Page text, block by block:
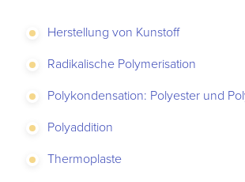
Herstellung von Kunstoff
Radikalische Polymerisation
Polykondensation: Polyester und
Polyaddition
Thermoplaste